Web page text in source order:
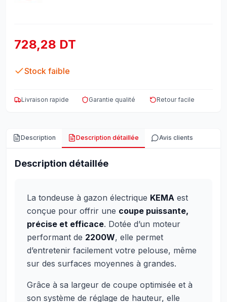
728,28 DT
Stock faible
Livraison rapide Garantie qualité Retour facile
Description Description détaillée Avis clients
Description détaillée
La tondeuse à gazon électrique KEMA est
conçue pour offrir une coupe puissante,
précise et efficace. Dotée d’un moteur
performant de 2200W, elle permet
d’entretenir facilement votre pelouse, même
sur des surfaces moyennes à grandes.
Grâce à sa largeur de coupe optimisée et à
son système de réglage de hauteur, elle